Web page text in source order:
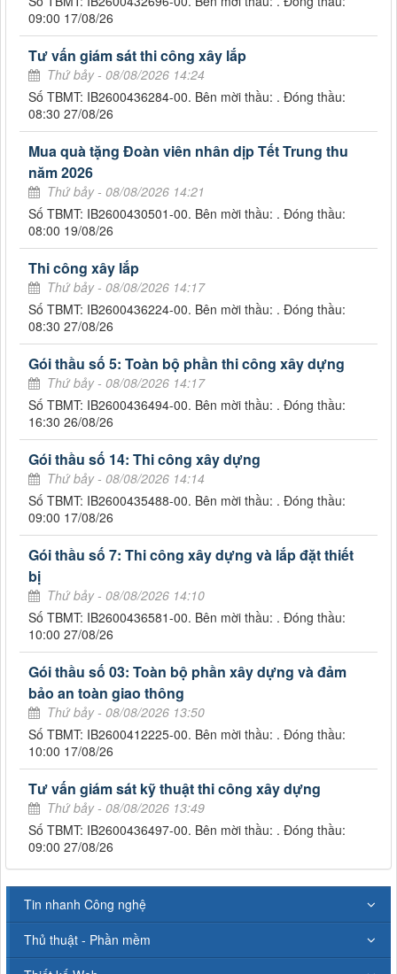
09:00 17/08/26
Tư vấn giám sát thi công xây lắp
Thứ bảy - 08/08/2026 14:24
Số TBMT: IB2600436284-00. Bên mời thầu: . Đóng thầu:
08:30 27/08/26
Mua quà tặng Đoàn viên nhân dịp Tết Trung thu
năm 2026
Thứ bảy - 08/08/2026 14:21
Số TBMT: IB2600430501-00. Bên mời thầu: . Đóng thầu:
08:00 19/08/26
Thi công xây lắp
Thứ bảy - 08/08/2026 14:17
Số TBMT: IB2600436224-00. Bên mời thầu: . Đóng thầu:
08:30 27/08/26
Gói thầu số 5: Toàn bộ phần thi công xây dựng
Thứ bảy - 08/08/2026 14:17
Số TBMT: IB2600436494-00. Bên mời thầu: . Đóng thầu:
16:30 26/08/26
Gói thầu số 14: Thi công xây dựng
Thứ bảy - 08/08/2026 14:14
Số TBMT: IB2600435488-00. Bên mời thầu: . Đóng thầu:
09:00 17/08/26
Gói thầu số 7: Thi công xây dựng và lắp đặt thiết
bị
Thứ bảy - 08/08/2026 14:10
Số TBMT: IB2600436581-00. Bên mời thầu: . Đóng thầu:
10:00 27/08/26
Gói thầu số 03: Toàn bộ phần xây dựng và đảm
bảo an toàn giao thông
Thứ bảy - 08/08/2026 13:50
Số TBMT: IB2600412225-00. Bên mời thầu: . Đóng thầu:
10:00 17/08/26
Tư vấn giám sát kỹ thuật thi công xây dựng
Thứ bảy - 08/08/2026 13:49
Số TBMT: IB2600436497-00. Bên mời thầu: . Đóng thầu:
09:00 27/08/26
Tin nhanh Công nghệ
Thủ thuật - Phần mềm